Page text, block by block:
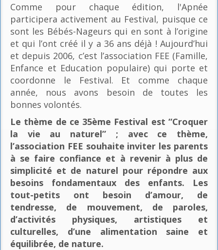
Comme pour chaque édition, l'Apnée
participera activement au Festival, puisque ce
sont les Bébés-Nageurs qui en sont à l’origine
et qui l’ont créé il y a 36 ans déjà ! Aujourd’hui
et depuis 2006, c’est l’association FEE (Famille,
Enfance et Education populaire) qui porte et
coordonne le Festival. Et comme chaque
année, nous avons besoin de toutes les
bonnes volontés.
Le thème de ce 35ème Festival est “Croquer
la vie au naturel” ; avec ce thème,
l’association FEE souhaite inviter les parents
à se faire confiance et à revenir à plus de
simplicité et de naturel pour répondre aux
besoins fondamentaux des enfants. Les
tout-petits ont besoin d’amour, de
tendresse, de mouvement, de paroles,
d’activités physiques, artistiques et
culturelles, d’une alimentation saine et
équilibrée, de nature.